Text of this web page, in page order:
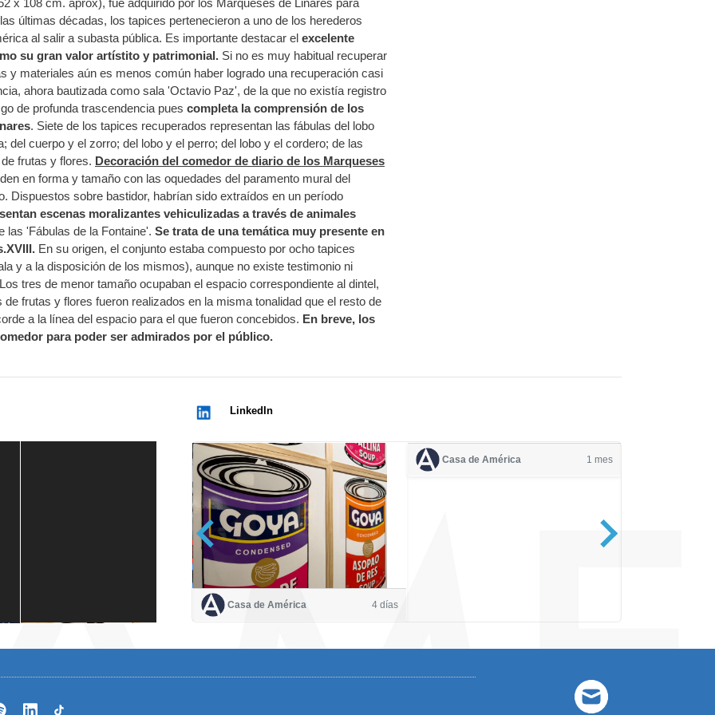
últimas décadas, los tapices pertenecieron a uno de los herederos
al salir a subasta pública. Es importante destacar el excelente
su gran valor artístito y patrimonial. Si no es muy habitual recuperar
y materiales aún es menos común haber logrado una recuperación casi
ahora bautizada como sala 'Octavio Paz', de la que no existía registro
de profunda trascendencia pues completa la comprensión de los
. Siete de los tapices recuperados representan las fábulas del lobo
del cuerpo y el zorro; del lobo y el perro; del lobo y el cordero; de las
frutas y flores. Decoración del comedor de diario de los Marqueses
en forma y tamaño con las oquedades del paramento mural del
Dispuestos sobre bastidor, habrían sido extraídos en un período
escenas moralizantes vehiculizadas a través de animales
las 'Fábulas de la Fontaine'. Se trata de una temática muy presente en
En su origen, el conjunto estaba compuesto por ocho tapices
y a la disposición de los mismos), aunque no existe testimonio ni
tres de menor tamaño ocupaban el espacio correspondiente al dintel,
frutas y flores fueron realizados en la misma tonalidad que el resto de
a la línea del espacio para el que fueron concebidos. En breve, los
para poder ser admirados por el público.
LinkedIn
Casa de América 4 días
Casa de América 1 mes